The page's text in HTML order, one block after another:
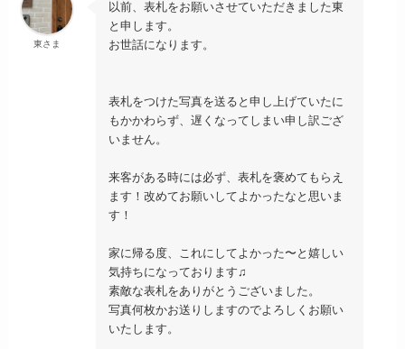
東さま
以前、表札をお願いさせていただきました東
と申します。
お世話になります。
表札をつけた写真を送ると申し上げていたに
もかかわらず、遅くなってしまい申し訳ござ
いません。
来客がある時には必ず、表札を褒めてもらえ
ます！改めてお願いしてよかったなと思いま
す！
家に帰る度、これにしてよかった〜と嬉しい
気持ちになっております♫
素敵な表札をありがとうございました。
写真何枚かお送りしますのでよろしくお願い
いたします。